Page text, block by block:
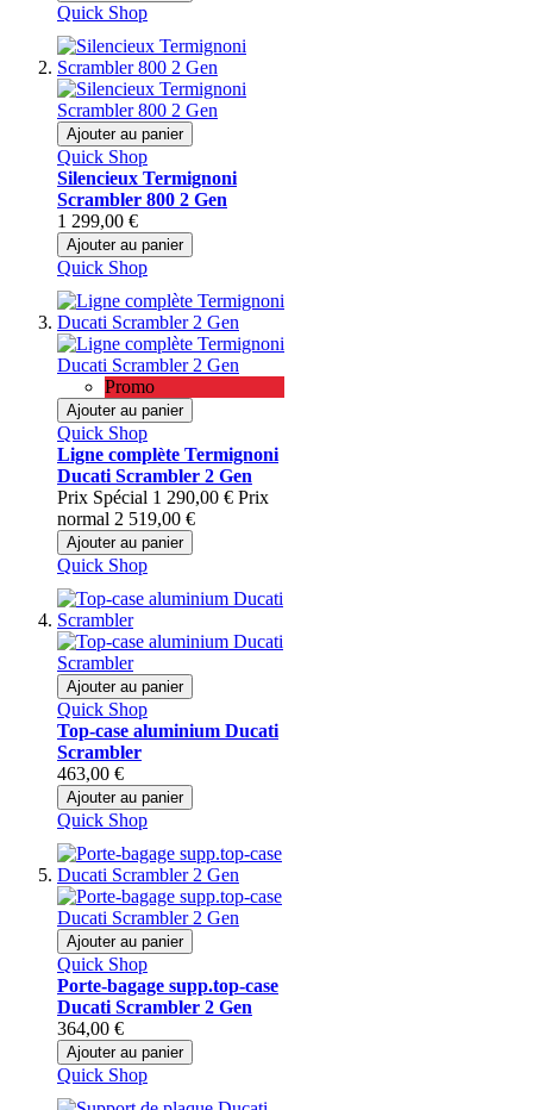
Quick Shop
Ajouter au panier
Quick Shop
Silencieux Termignoni
Scrambler 800 2 Gen
1 299,00 €
Ajouter au panier
Quick Shop
Promo
Ajouter au panier
Quick Shop
Ligne complète Termignoni
Ducati Scrambler 2 Gen
Prix Spécial 1 290,00 € Prix
normal 2 519,00 €
Ajouter au panier
Quick Shop
Ajouter au panier
Quick Shop
Top-case aluminium Ducati
Scrambler
463,00 €
Ajouter au panier
Quick Shop
Ajouter au panier
Quick Shop
Porte-bagage supp.top-case
Ducati Scrambler 2 Gen
364,00 €
Ajouter au panier
Quick Shop